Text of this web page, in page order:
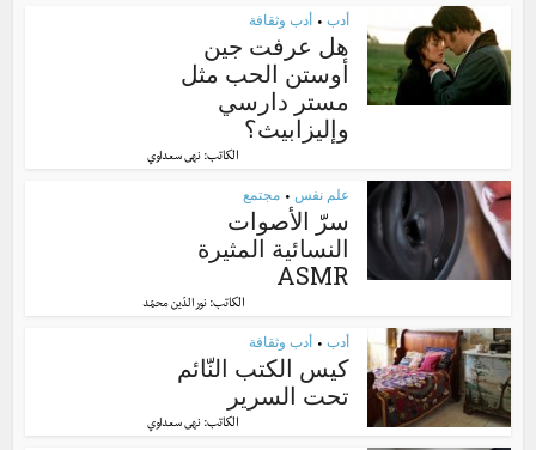
أدب • أدب وثقافة
هل عرفت جين
أوستن الحب مثل
مستر دارسي
وإليزابيث؟
الكاتب: نهى سعداوي
علم نفس • مجتمع
سرّ الأصوات
النسائية المثيرة
ASMR
الكاتب:نور الدّين محمّد
أدب • أدب وثقافة
كيس الكتب النّائم
تحت السرير
الكاتب: نهى سعداوي